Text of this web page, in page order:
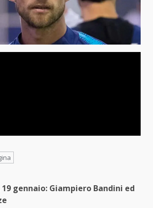
gennaio: Giampiero Bandini ed